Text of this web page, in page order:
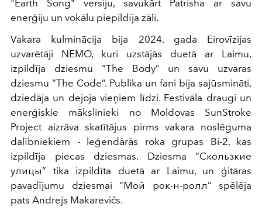
"Earth Song" versiju, savukārt Patrisha ar savu
enerģiju un vokālu piepildīja zāli.
Vakara kulminācija bija 2024. gada Eirovīzijas
uzvarētāji NEMO, kuri uzstājās duetā ar Laimu,
izpildīja dziesmu “The Body” un savu uzvaras
dziesmu “The Code”. Publika un fani bija sajūsmināti,
dziedāja un dejoja vieņiem līdzi. Festivāla draugi un
enerģiskie mākslinieki no Moldovas SunStroke
Project aizrāva skatītājus pirms vakara noslēguma
dalībniekiem - leģendārās roka grupas Bi-2, kas
izpildīja piecas dziesmas. Dziesma “Скользкие
улицы” tika izpildīta duetā ar Laimu, un ģitāras
pavadījumu dziesmai “Мой рок-н-ролл” spēlēja
pats Andrejs Makarevičs.